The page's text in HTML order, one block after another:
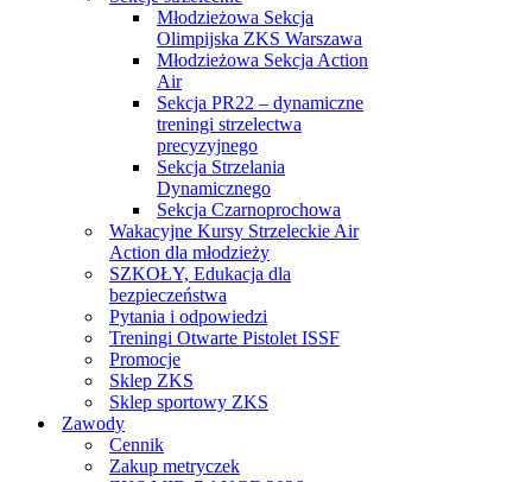
Młodzieżowa Sekcja
Olimpijska ZKS Warszawa
Młodzieżowa Sekcja Action
Air
Sekcja PR22 – dynamiczne
treningi strzelectwa
precyzyjnego
Sekcja Strzelania
Dynamicznego
Sekcja Czarnoprochowa
Wakacyjne Kursy Strzeleckie Air
Action dla młodzieży
SZKOŁY, Edukacja dla
bezpieczeństwa
Pytania i odpowiedzi
Treningi Otwarte Pistolet ISSF
Promocje
Sklep ZKS
Sklep sportowy ZKS
Zawody
Cennik
Zakup metryczek